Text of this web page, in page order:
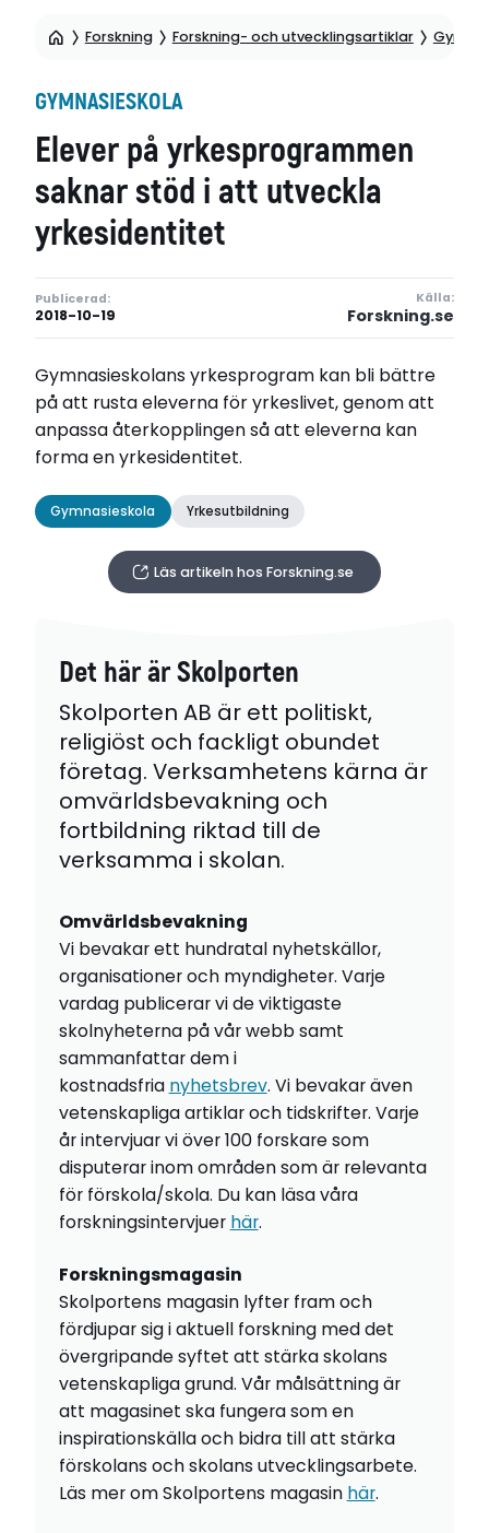
Forskning Forskning- och utvecklingsartiklar
GYMNASIESKOLA
Elever på yrkesprogrammen
saknar stöd i att utveckla
yrkesidentitet
Publicerad:
2018-10-19
Källa:
Forskning.se
Gymnasieskolans yrkesprogram kan bli bättre
på att rusta eleverna för yrkeslivet, genom att
anpassa återkopplingen så att eleverna kan
forma en yrkesidentitet.
Gymnasieskola Yrkesutbildning
Läs artikeln hos Forskning.se
Det här är Skolporten
Skolporten AB är ett politiskt,
religiöst och fackligt obundet
företag. Verksamhetens kärna är
omvärldsbevakning och
fortbildning riktad till de
verksamma i skolan.
Omvärldsbevakning
Vi bevakar ett hundratal nyhetskällor,
organisationer och myndigheter. Varje
vardag publicerar vi de viktigaste
skolnyheterna på vår webb samt
sammanfattar dem i
kostnadsfria nyhetsbrev. Vi bevakar även
vetenskapliga artiklar och tidskrifter. Varje
år intervjuar vi över 100 forskare som
disputerar inom områden som är relevanta
för förskola/skola. Du kan läsa våra
forskningsintervjuer här.
Forskningsmagasin
Skolportens magasin lyfter fram och
fördjupar sig i aktuell forskning med det
övergripande syftet att stärka skolans
vetenskapliga grund. Vår målsättning är
att magasinet ska fungera som en
inspirationskälla och bidra till att stärka
förskolans och skolans utvecklingsarbete.
Läs mer om Skolportens magasin här.